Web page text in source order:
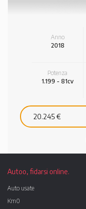
Anno
2018
Potenza
1.199 - 81cv
20.245 €
Autoo, fidarsi online.
Auto usate
Km0